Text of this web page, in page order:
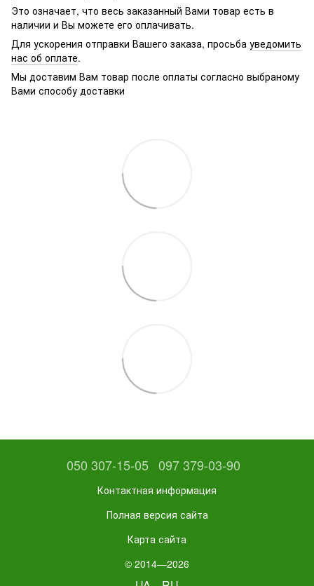
Это означает, что весь заказанный Вами товар есть в
наличии и Вы можете его оплачивать.
Для ускорения отправки Вашего заказа, просьба уведомить
нас об оплате.
Мы доставим Вам товар после оплаты согласно выбраному
Вами способу доставки
050 307-15-05 097 379-03-90
Контактная информация
Полная версия сайта
Карта сайта
© 2014—2026